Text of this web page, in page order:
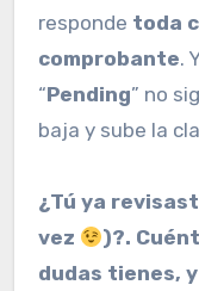
responde toda
comprobante.
“Pending” no
baja y sube la
¿Tú ya
vez
)?.
dudas tienes,